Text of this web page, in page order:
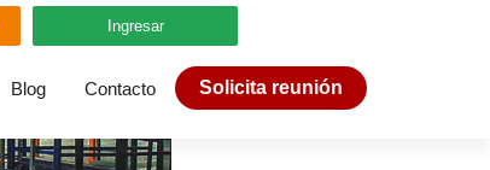
Ingresar
Blog Contacto Solicita reunión